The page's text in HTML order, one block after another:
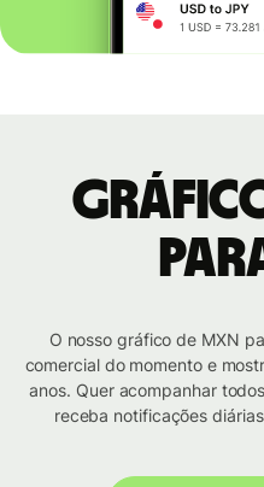
Gráfico
O nosso gráfico de MXN
comercial do momento e
anos. Quer acompanhar
receba notificações